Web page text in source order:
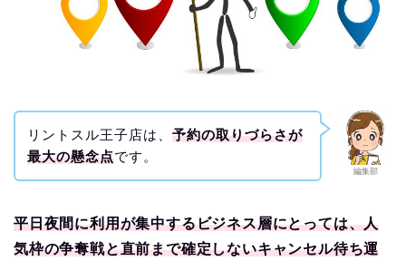
編集部
リントスル王子店は、 予約の取りづらさが
最大の懸念点です。
平日夜間に利用が集中するビジネス層にとっては、人
気枠の争奪戦と直前まで確定しないキャンセル待ち運